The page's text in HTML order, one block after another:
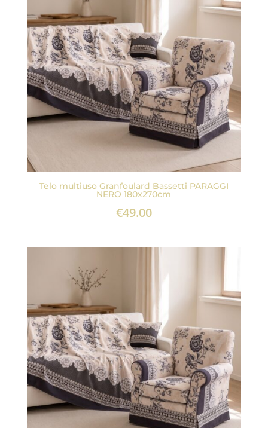
Telo multiuso Granfoulard Bassetti PARAGGI
NERO 180x270cm
€49.00